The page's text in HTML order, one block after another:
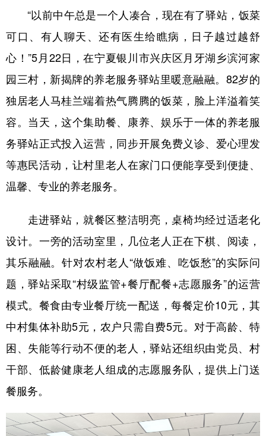
“以前中午总是一个人凑合，现在有了驿站，饭菜
可口、有人聊天、还有医生给瞧病，日子越过越舒
心！”5月22日，在宁夏银川市兴庆区月牙湖乡滨河家
园三村，新揭牌的养老服务驿站里暖意融融。82岁的
独居老人马桂兰端着热气腾腾的饭菜，脸上洋溢着笑
容。当天，这个集助餐、康养、娱乐于一体的养老服
务驿站正式投入运营，同步开展免费义诊、爱心理发
等惠民活动，让村里老人在家门口便能享受到便捷、
温馨、专业的养老服务。
走进驿站，就餐区整洁明亮，桌椅均经过适老化
设计。一旁的活动室里，几位老人正在下棋、阅读，
其乐融融。针对农村老人“做饭难、吃饭愁”的实际问
题，驿站采取“村级监管+餐厅配餐+志愿服务”的运营
模式。餐食由专业餐厅统一配送，每餐定价10元，其
中村集体补助5元，农户只需自费5元。对于高龄、特
困、失能等行动不便的老人，驿站还组织由党员、村
干部、低龄健康老人组成的志愿服务队，提供上门送
餐服务。